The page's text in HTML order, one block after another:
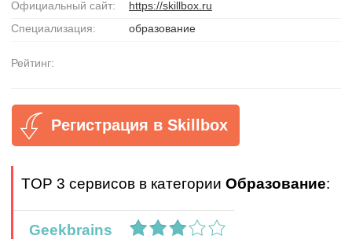
Официальный сайт:
https://skillbox.ru
Специализация:
образование
Рейтинг:
Регистрация в Skillbox
TOP 3 сервисов в категории Образование:
Geekbrains